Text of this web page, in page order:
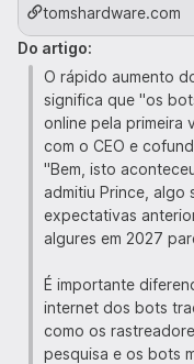
tomshardware.com
Do artigo:
O rápido aumento
significa que "os
online pela primeira
com o CEO e
"Bem, isto
admitiu Prince, algo
expectativas
algures em 2027
É importante
internet dos bots
como os
pesquisa e os bots